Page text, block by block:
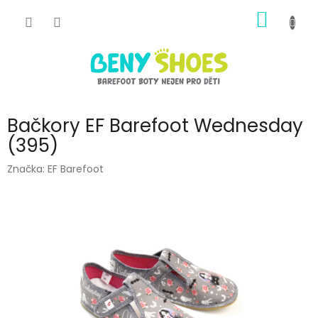
KOŠÍK
Bačkory EF Barefoot Wednesday
(395)
Značka: EF Barefoot